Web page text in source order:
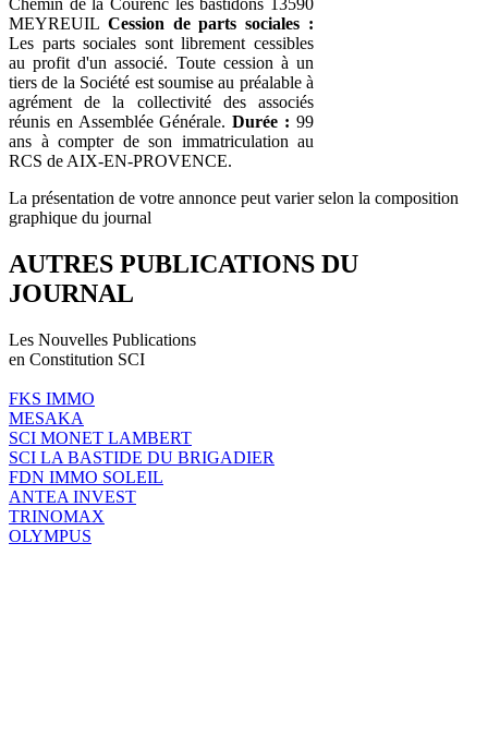
MEYREUIL Cession de parts sociales :
Les parts sociales sont librement cessibles
au profit d'un associé. Toute cession à un
tiers de la Société est soumise au préalable à
agrément de la collectivité des associés
réunis en Assemblée Générale.Durée : 99
ans à compter de son immatriculation au
RCS de AIX-EN-PROVENCE.
La présentation de votre annonce peut varier selon la composition
graphique du journal
AUTRES PUBLICATIONS DU
JOURNAL
Les Nouvelles Publications
en Constitution SCI
FKS IMMO
MESAKA
SCI MONET LAMBERT
SCI LA BASTIDE DU BRIGADIER
FDN IMMO SOLEIL
ANTEA INVEST
TRINOMAX
OLYMPUS